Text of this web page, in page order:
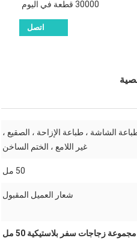
30000 قطعة في اليوم
اتصل
الشاشة ، طباعة الإزاحة ، الصقيع ،
غير اللامع ، الختم الساخن
50 مل
شعار العميل المقبول
مجموعة زجاجات سفر بلاستيكية 50 مل